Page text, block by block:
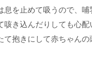
息を止めて吸うので、
咳き込んだりしても心配
て抱きにして赤ちゃん